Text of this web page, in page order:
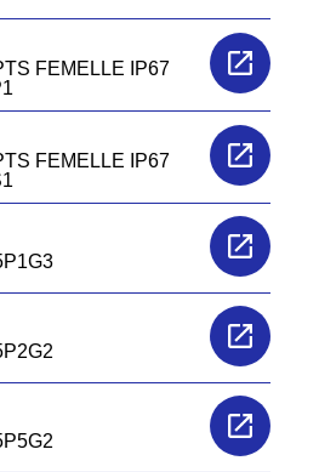
FEMELLE IP67
FEMELLE IP67